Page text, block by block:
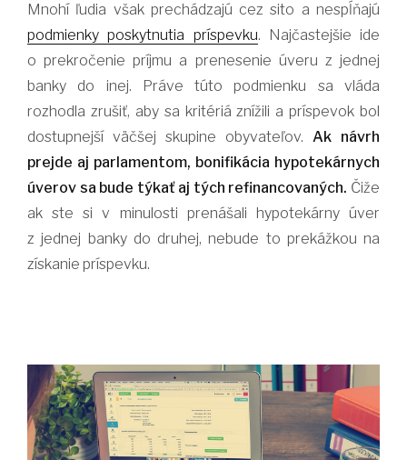
Mnohí ľudia však prechádzajú cez sito a nespĺňajú
podmienky poskytnutia príspevku. Najčastejšie ide
o prekročenie príjmu a prenesenie úveru z jednej
banky do inej. Práve túto podmienku sa vláda
rozhodla zrušiť, aby sa kritériá znížili a príspevok bol
dostupnejší väčšej skupine obyvateľov. Ak návrh
prejde aj parlamentom, bonifikácia hypotekárnych
úverov sa bude týkať aj tých refinancovaných. Čiže
ak ste si v minulosti prenášali hypotekárny úver
z jednej banky do druhej, nebude to prekážkou na
získanie príspevku.